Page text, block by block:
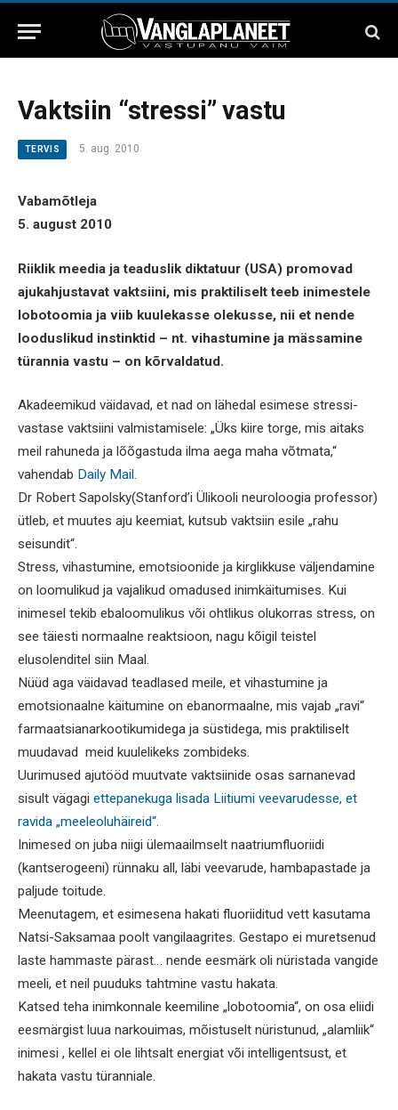
Vaktsiin “stressi” vastu
TERVIS 5. aug. 2010
Vabamõtleja
5. august 2010
Riiklik meedia ja teaduslik diktatuur (USA) promovad
ajukahjustavat vaktsiini, mis praktiliselt teeb inimestele
lobotoomia ja viib kuulekasse olekusse, nii et nende
looduslikud instinktid – nt. vihastumine ja mässamine
türannia vastu – on kõrvaldatud.
Akadeemikud väidavad, et nad on lähedal esimese stressi-
vastase vaktsiini valmistamisele: „Üks kiire torge, mis aitaks
meil rahuneda ja lõõgastuda ilma aega maha võtmata,“
vahendab Daily Mail.
Dr Robert Sapolsky(Stanford’i Ülikooli neuroloogia professor)
ütleb, et muutes aju keemiat, kutsub vaktsiin esile „rahu
seisundit“.
Stress, vihastumine, emotsioonide ja kirglikkuse väljendamine
on loomulikud ja vajalikud omadused inimkäitumises. Kui
inimesel tekib ebaloomulikus või ohtlikus olukorras stress, on
see täiesti normaalne reaktsioon, nagu kõigil teistel
elusolenditel siin Maal.
Nüüd aga väidavad teadlased meile, et vihastumine ja
emotsionaalne käitumine on ebanormaalne, mis vajab „ravi“
farmaatsianarkootikumidega ja süstidega, mis praktiliselt
muudavad meid kuulelikeks zombideks.
Uurimused ajutööd muutvate vaktsiinide osas sarnanevad
sisult vägagi ettepanekuga lisada Liitiumi veevarudesse, et
ravida „meeleoluhäireid“.
Inimesed on juba niigi ülemaailmselt naatriumfluoriidi
(kantserogeeni) rünnaku all, läbi veevarude, hambapastade ja
paljude toitude.
Meenutagem, et esimesena hakati fluoriiditud vett kasutama
Natsi-Saksamaa poolt vangilaagrites. Gestapo ei muretsenud
laste hammaste pärast… nende eesmärk oli nüristada vangide
meeli, et neil puuduks tahtmine vastu hakata.
Katsed teha inimkonnale keemiline „lobotoomia“, on osa eliidi
eesmärgist luua narkouimas, mõistuselt nüristunud, „alamliik“
inimesi , kellel ei ole lihtsalt energiat või intelligentsust, et
hakata vastu türanniale.